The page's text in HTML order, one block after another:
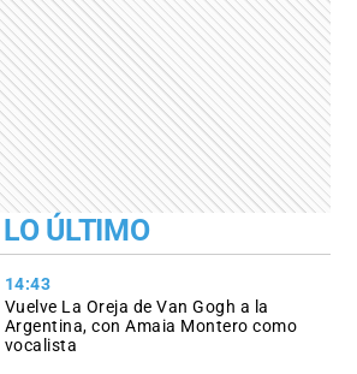
LO ÚLTIMO
14:43
Vuelve La Oreja de Van Gogh a la
Argentina, con Amaia Montero como
vocalista